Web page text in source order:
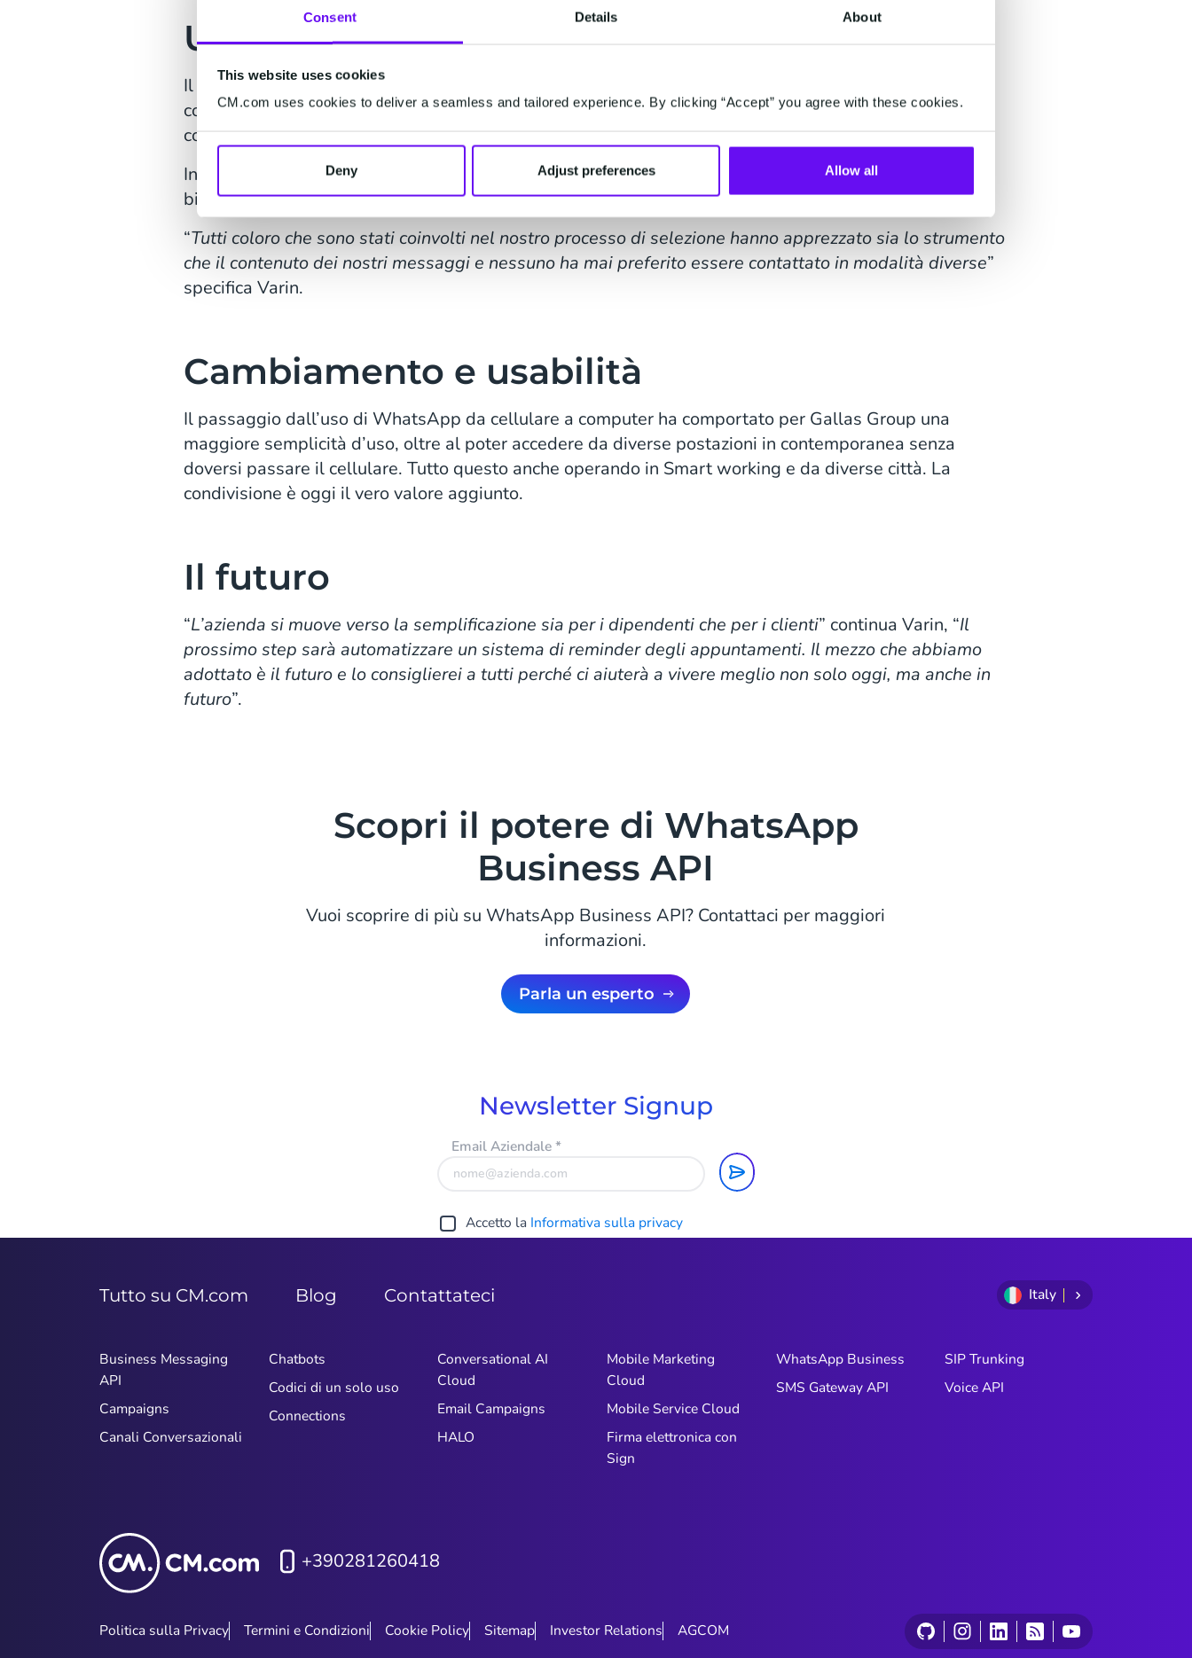
Consent Details About
This website uses cookies
CM.com uses cookies to deliver a seamless and tailored experience. By clicking “Accept” you agree with these cookies.
Deny Adjust preferences Allow all
Un percorso meno umano?
Il fatto che tutto questo si svolga in modo automatizzato non significa disumanizzare il processo, ma
concentrarsi su ciò che ha più bisogno di un valore aggiunto, il momento più delicato e cioè quello del
colloquio.
Inoltre, il candidato può in ogni momento interagire direttamente con l’azienda se lo desidera e se ha
bisogno di chiarimenti.
“Tutti coloro che sono stati coinvolti nel nostro processo di selezione hanno apprezzato sia lo strumento
che il contenuto dei nostri messaggi e nessuno ha mai preferito essere contattato in modalità diverse”
specifica Varin.
Cambiamento e usabilità
Il passaggio dall’uso di WhatsApp da cellulare a computer ha comportato per Gallas Group una
maggiore semplicità d’uso, oltre al poter accedere da diverse postazioni in contemporanea senza
doversi passare il cellulare. Tutto questo anche operando in Smart working e da diverse città. La
condivisione è oggi il vero valore aggiunto.
Il futuro
“L’azienda si muove verso la semplificazione sia per i dipendenti che per i clienti” continua Varin, “Il
prossimo step sarà automatizzare un sistema di reminder degli appuntamenti. Il mezzo che abbiamo
adottato è il futuro e lo consiglierei a tutti perché ci aiuterà a vivere meglio non solo oggi, ma anche in
futuro”.
Scopri il potere di WhatsApp
Business API
Vuoi scoprire di più su WhatsApp Business API? Contattaci per maggiori
informazioni.
Parla un esperto
Newsletter Signup
Email Aziendale*
Accetto la Informativa sulla privacy
Tutto su CM.com Blog Contattateci Italy
Business Messaging
API
Campaigns
Canali Conversazionali
Chatbots
Codici di un solo uso
Connections
Conversational AI
Cloud
Email Campaigns
HALO
Mobile Marketing
Cloud
Mobile Service Cloud
Firma elettronica con
Sign
WhatsApp Business
SMS Gateway API
SIP Trunking
Voice API
+390281260418
Politica sulla Privacy Termini e Condizioni Cookie Policy Sitemap Investor Relations AGCOM